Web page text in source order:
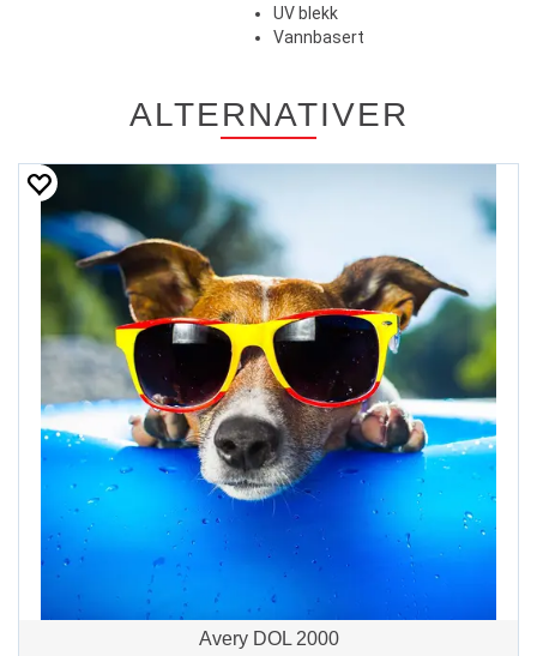
UV blekk
Vannbasert
ALTERNATIVER
Avery DOL 2000